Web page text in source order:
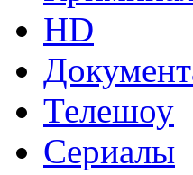
HD
Телешоу
Сериалы